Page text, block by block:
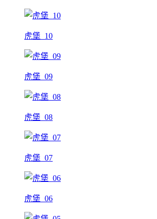
虎堡_10
虎堡_09
虎堡_08
虎堡_07
虎堡_06